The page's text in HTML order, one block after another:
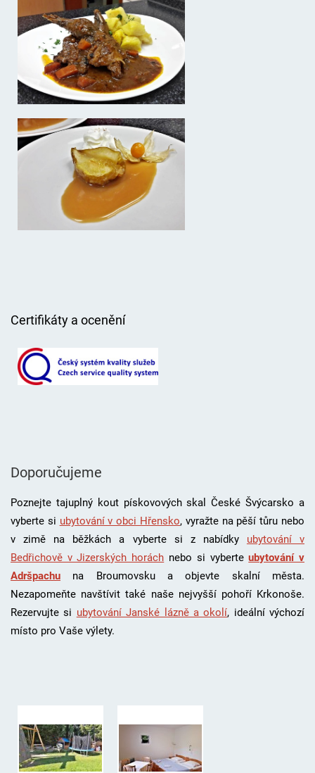
Certifikáty a ocenění
Doporučujeme
Poznejte tajuplný kout pískovových skal České Švýcarsko a
vyberte si ubytování v obci Hřensko, vyražte na pěší tůru nebo
v zimě na běžkách a vyberte si z nabídky ubytování v
Bedřichově v Jizerských horách nebo si vyberteubytování v
Adršpachu
na Broumovsku a objevte skalní města.
Nezapomeňte navštívit také naše nejvyšší pohoří Krkonoše.
Rezervujte si ubytování Janské lázně a okolí, ideální výchozí
místo pro Vaše výlety.